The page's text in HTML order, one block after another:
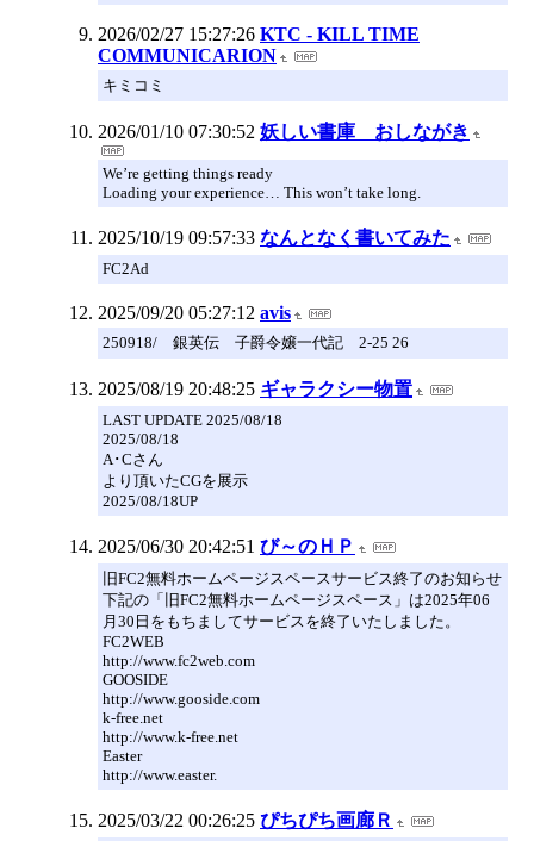
2026/02/27 15:27:26 KTC - KILL TIME
COMMUNICARION
キミコミ
2026/01/10 07:30:52 妖しい書庫 おしながき
We’re getting things ready
Loading your experience… This won’t take long.
2025/10/19 09:57:33 なんとなく書いてみた
FC2Ad
2025/09/20 05:27:12 avis
250918/ 銀英伝 子爵令嬢一代記 2-25 26
2025/08/19 20:48:25 ギャラクシー物置
LAST UPDATE 2025/08/18
2025/08/18
A･Cさん
より頂いたCGを展示
2025/08/18UP
2025/06/30 20:42:51 び～のＨＰ
旧FC2無料ホームページスペースサービス終了のお知らせ
下記の「旧FC2無料ホームページスペース」は2025年06
月30日をもちましてサービスを終了いたしました。
FC2WEB
http://www.fc2web.com
GOOSIDE
http://www.gooside.com
k-free.net
http://www.k-free.net
Easter
http://www.easter.
2025/03/22 00:26:25 ぴちぴち画廊Ｒ